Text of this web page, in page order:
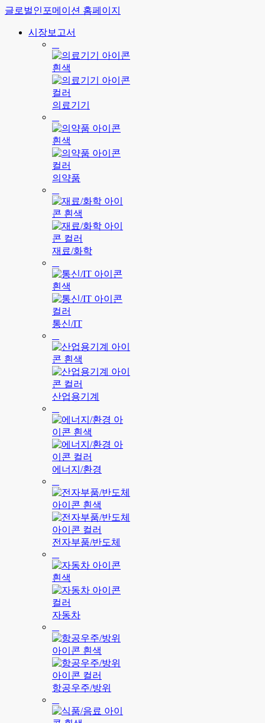
글로벌인포메이션 홈페이지
시장보고서
의료기기
의약품
재료/화학
통신/IT
산업용기계
에너지/환경
전자부품/반도체
자동차
항공우주/방위